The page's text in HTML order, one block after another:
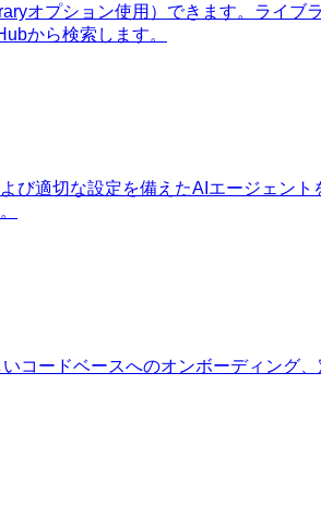
オプション使用）できます。ライ
から検索します。
適切な設定を備えたAIエージェン
コードベースへのオンボーディング